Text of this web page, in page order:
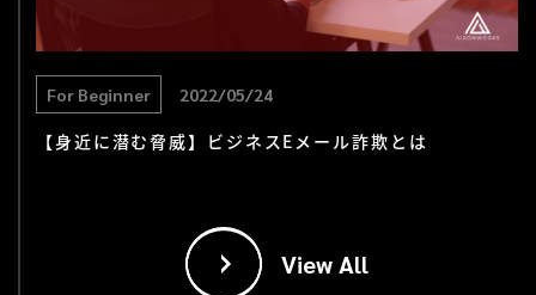
For Beginner 2022/05/24
【身近に潜む脅威】ビジネスEメール詐欺とは
View All